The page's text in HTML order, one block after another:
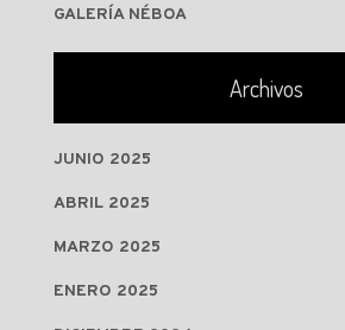
GALERÍA NÉBOA
Archivos
JUNIO 2025
ABRIL 2025
MARZO 2025
ENERO 2025